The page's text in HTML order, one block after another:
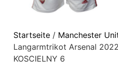
Startseite/ Manchester
Langarmtrikot Arsenal
KOSCIELNY 6